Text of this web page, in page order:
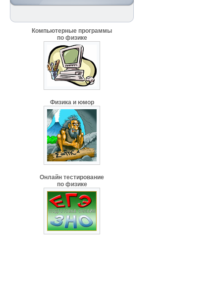
Компьютерные программы
по физике
Физика и юмор
Онлайн тестирование
по физике